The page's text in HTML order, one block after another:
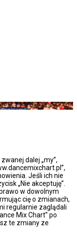
dalej „my”,
Jeśli ich nie
„Nie akceptuję”.
w dowolnym
cię o zmianach,
regularnie zaglądali
Mix Chart” po
te zmiany ze